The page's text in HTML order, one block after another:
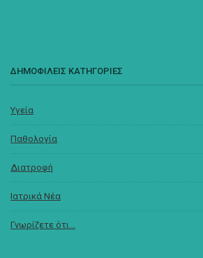
ΔΗΜΟΦΙΛΕΙΣ ΚΑΤΗΓΟΡΙΕΣ
Υγεία
Παθολογία
Διατροφή
Ιατρικά Νέα
Γνωρίζετε ότι...